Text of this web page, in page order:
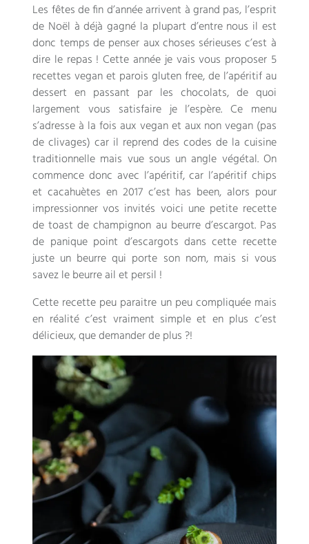
Les fêtes de fin d’année arrivent à grand pas, l’esprit
de Noël à déjà gagné la plupart d’entre nous il est
donc temps de penser aux choses sérieuses c’est à
dire le repas ! Cette année je vais vous proposer 5
recettes vegan et parois gluten free, de l’apéritif au
dessert en passant par les chocolats, de quoi
largement vous satisfaire je l’espère. Ce menu
s’adresse à la fois aux vegan et aux non vegan (pas
de clivages) car il reprend des codes de la cuisine
traditionnelle mais vue sous un angle végétal. On
commence donc avec l’apéritif, car l’apéritif chips
et cacahuètes en 2017 c’est has been, alors pour
impressionner vos invités voici une petite recette
de toast de champignon au beurre d’escargot. Pas
de panique point d’escargots dans cette recette
juste un beurre qui porte son nom, mais si vous
savez le beurre ail et persil !
Cette recette peu paraitre un peu compliquée mais
en réalité c’est vraiment simple et en plus c’est
délicieux, que demander de plus ?!